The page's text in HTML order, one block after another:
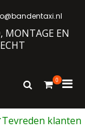
MONTAGE EN
met eigen webshop
Toon
0
voor